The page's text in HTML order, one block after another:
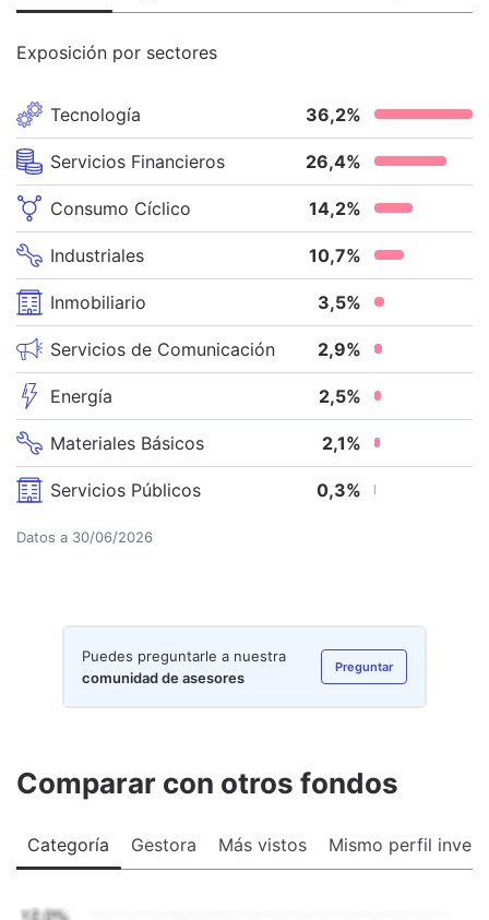
Exposición por sectores
Tecnología 36,2%
Servicios Financieros 26,4%
Consumo Cíclico 14,2%
Industriales 10,7%
Inmobiliario 3,5%
Servicios de Comunicación 2,9%
Energía 2,5%
Materiales Básicos 2,1%
Servicios Públicos 0,3%
Datos a 30/06/2026
Puedes preguntarle a nuestra
comunidad de asesores
Preguntar
Comparar con otros fondos
Categoría Gestora Más vistos Mismo perfil